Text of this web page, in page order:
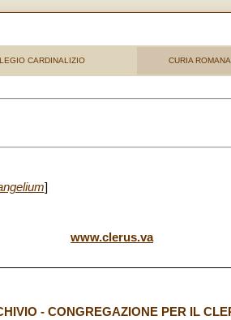
CARDINALIZIO CURIA ROMANA
]
www.clerus.va
- CONGREGAZIONE PER IL